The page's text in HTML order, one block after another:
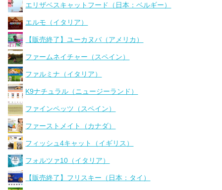
エリザベスキャットフード（日本：ベルギー）
エルモ（イタリア）
【販売終了】ユーカヌバ（アメリカ）
ファームネイチャー（スペイン）
ファルミナ（イタリア）
K9ナチュラル（ニュージーランド）
ファインペッツ（スペイン）
ファーストメイト（カナダ）
フィッシュ4キャット（イギリス）
フォルツァ10（イタリア）
【販売終了】フリスキー（日本：タイ）